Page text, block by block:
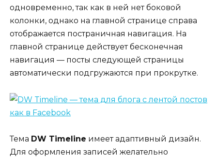
одновременно, так как в ней нет боковой
колонки, однако на главной странице справа
отображается постраничная навигация. На
главной странице действует бесконечная
навигация — посты следующей страницы
автоматически подгружаются при прокрутке.
Тема DW Timeline имеет адаптивный дизайн.
Для оформления записей желательно